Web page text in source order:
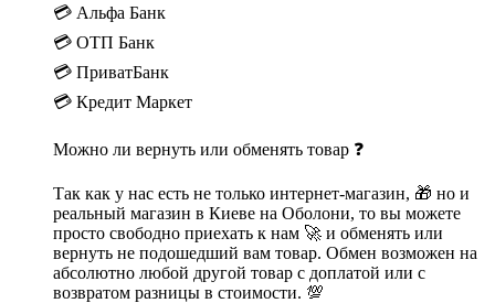
💳 Альфа Банк
💳 ОТП Банк
💳 ПриватБанк
💳 Кредит Маркет
Можно ли вернуть или обменять товар ❓
Так как у нас есть не только интернет-магазин, 🎁 но и
реальный магазин в Киеве на Оболони, то вы можете
просто свободно приехать к нам 🚀 и обменять или
вернуть не подошедший вам товар. Обмен возможен на
абсолютно любой другой товар с доплатой или с
возвратом разницы в стоимости. 💯